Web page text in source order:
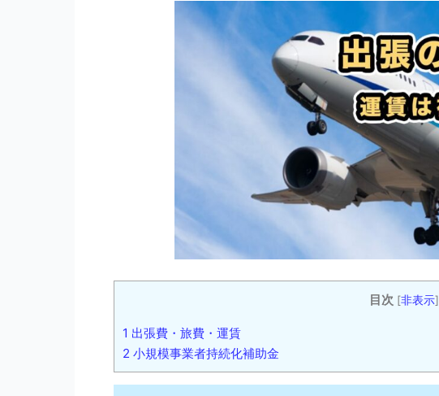
目次 [非表示]
1 出張費・旅費・運賃
2 小規模事業者持続化補助金